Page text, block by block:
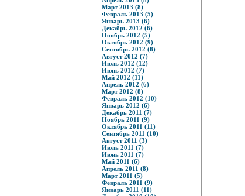
Март 2013 (8)
Февраль 2013 (5)
Январь 2013 (6)
Декабрь 2012 (6)
Ноябрь 2012 (5)
Октябрь 2012 (9)
Сентябрь 2012 (8)
Август 2012 (7)
Июль 2012 (12)
Июнь 2012 (7)
Май 2012 (11)
Апрель 2012 (6)
Март 2012 (8)
Февраль 2012 (10)
Январь 2012 (6)
Декабрь 2011 (7)
Ноябрь 2011 (9)
Октябрь 2011 (11)
Сентябрь 2011 (10)
Август 2011 (3)
Июль 2011 (7)
Июнь 2011 (7)
Май 2011 (6)
Апрель 2011 (8)
Март 2011 (5)
Февраль 2011 (9)
Январь 2011 (11)